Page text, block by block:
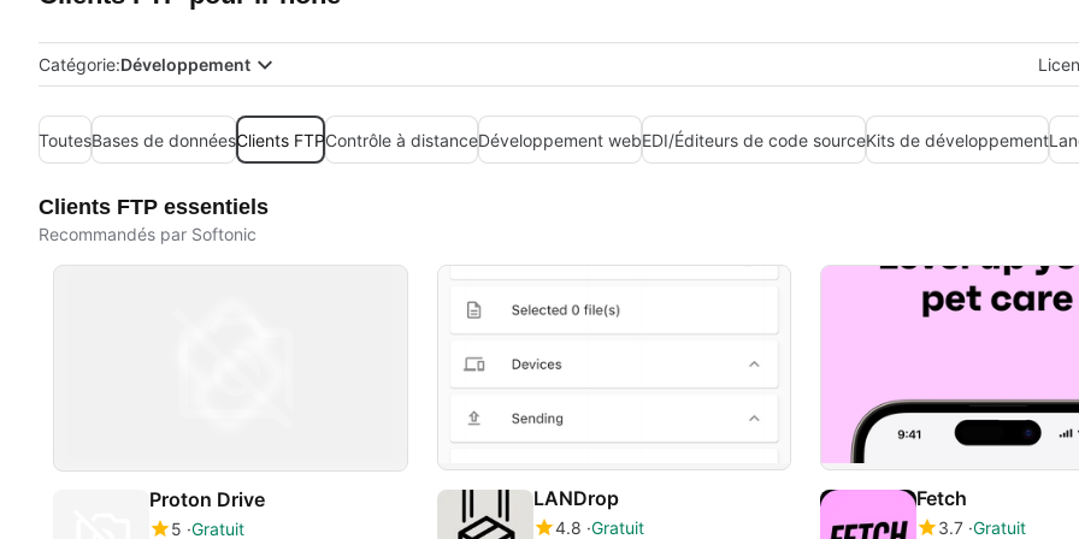
Catégorie:Développement
ToutesBases de donnéesClients FTPContrôle à distanceDéveloppement webEDI/Éditeurs de code sourceKits de développement
Clients FTP essentiels
Recommandés par Softonic
Proton Drive
5 Gratuit
LANDrop
4.8 Gratuit
Fetch
3.7 Gratuit